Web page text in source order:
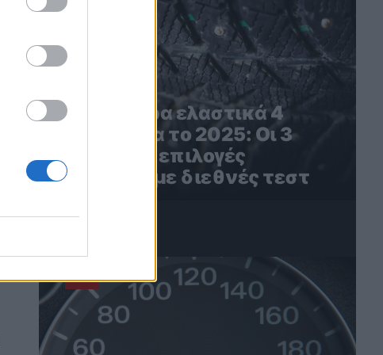
Τα καλύτερα ελαστικά 4
εποχών για το 2025: Οι 3
καλύτερες επιλογές
σύμφωνα με διεθνές τεστ
4